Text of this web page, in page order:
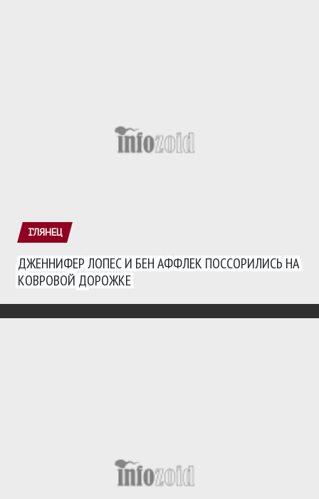
ГЛЯНЕЦ
ДЖЕННИФЕР ЛОПЕС И БЕН АФФЛЕК ПОССОРИЛИСЬ НА
КОВРОВОЙ ДОРОЖКЕ